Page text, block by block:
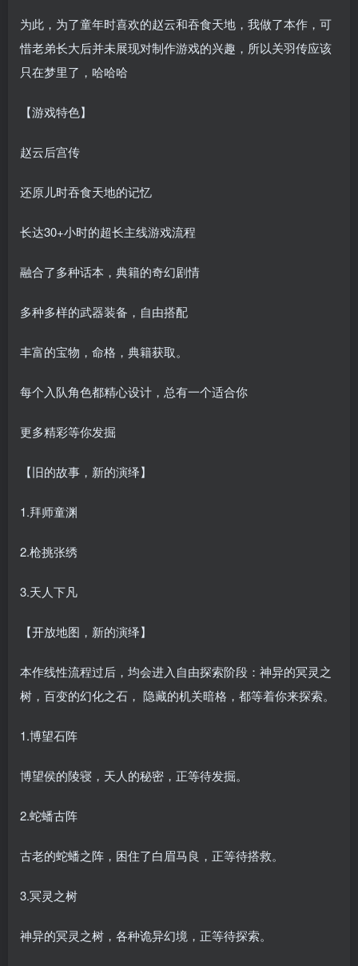
为此，为了童年时喜欢的赵云和吞食天地，我做了本作，可
惜老弟长大后并未展现对制作游戏的兴趣，所以关羽传应该
只在梦里了，哈哈哈
【游戏特色】
赵云后宫传
还原儿时吞食天地的记忆
长达30+小时的超长主线游戏流程
融合了多种话本，典籍的奇幻剧情
多种多样的武器装备，自由搭配
丰富的宝物，命格，典籍获取。
每个入队角色都精心设计，总有一个适合你
更多精彩等你发掘
【旧的故事，新的演绎】
1.拜师童渊
2.枪挑张绣
3.天人下凡
【开放地图，新的演绎】
本作线性流程过后，均会进入自由探索阶段：神异的冥灵之
树，百变的幻化之石， 隐藏的机关暗格，都等着你来探索。
1.博望石阵
博望侯的陵寝，天人的秘密，正等待发掘。
2.蛇蟠古阵
古老的蛇蟠之阵，困住了白眉马良，正等待搭救。
3.冥灵之树
神异的冥灵之树，各种诡异幻境，正等待探索。